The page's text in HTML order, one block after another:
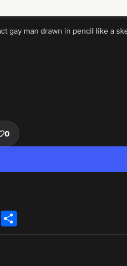
gay man drawn in pencil like a
0
Copy
Link